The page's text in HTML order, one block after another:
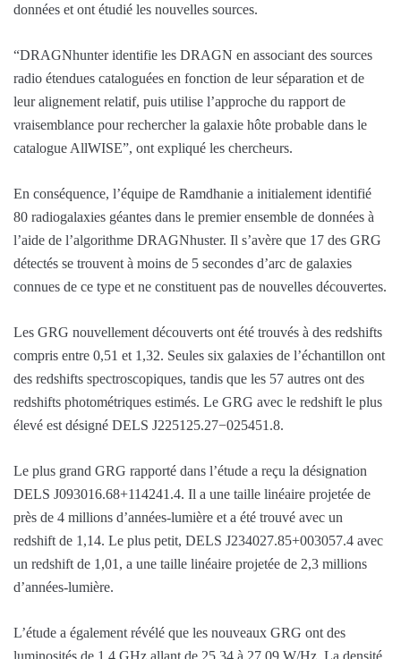
données et ont étudié les nouvelles sources.
“DRAGNhunter identifie les DRAGN en associant des sources
radio étendues cataloguées en fonction de leur séparation et de
leur alignement relatif, puis utilise l’approche du rapport de
vraisemblance pour rechercher la galaxie hôte probable dans le
catalogue AllWISE”, ont expliqué les chercheurs.
En conséquence, l’équipe de Ramdhanie a initialement identifié
80 radiogalaxies géantes dans le premier ensemble de données à
l’aide de l’algorithme DRAGNhuster. Il s’avère que 17 des GRG
détectés se trouvent à moins de 5 secondes d’arc de galaxies
connues de ce type et ne constituent pas de nouvelles découvertes.
Les GRG nouvellement découverts ont été trouvés à des redshifts
compris entre 0,51 et 1,32. Seules six galaxies de l’échantillon ont
des redshifts spectroscopiques, tandis que les 57 autres ont des
redshifts photométriques estimés. Le GRG avec le redshift le plus
élevé est désigné DELS J225125.27−025451.8.
Le plus grand GRG rapporté dans l’étude a reçu la désignation
DELS J093016.68+114241.4. Il a une taille linéaire projetée de
près de 4 millions d’années-lumière et a été trouvé avec un
redshift de 1,14. Le plus petit, DELS J234027.85+003057.4 avec
un redshift de 1,01, a une taille linéaire projetée de 2,3 millions
d’années-lumière.
L’étude a également révélé que les nouveaux GRG ont des
luminosités de 1,4 GHz allant de 25,34 à 27,09 W/Hz. La densité